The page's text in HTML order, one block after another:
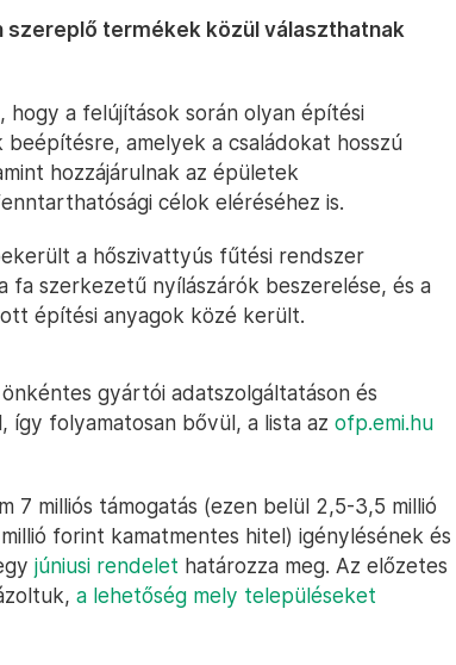
szereplő termékek közül választhatnak
a felújítások során olyan építési
amelyek a családokat hosszú
hozzájárulnak az épületek
célok eléréséhez is.
a hőszivattyús fűtési rendszer
fa szerkezetű nyílászárók beszerelése, és a
építési anyagok közé került.
gyártói adatszolgáltatáson és
folyamatosan bővül, a lista az ofp.emi.hu
7 milliós támogatás (ezen belül 2,5-3,5 millió
forint kamatmentes hitel) igénylésének és
júniusi rendelet határozza meg. Az előzetes
a lehetőség mely településeket